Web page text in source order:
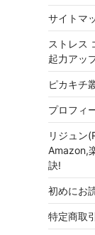
サイトマ
ストレス
起力アッ
ピカキチ
プロフィ
リジュン
Amazon,
訣!
初めにお
特定商取